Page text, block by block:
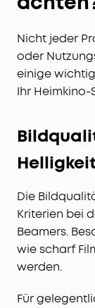
Nicht jeder
oder
einige
Ihr
Die
Kriterien bei
Beamers.
wie scharf
werden.
Für